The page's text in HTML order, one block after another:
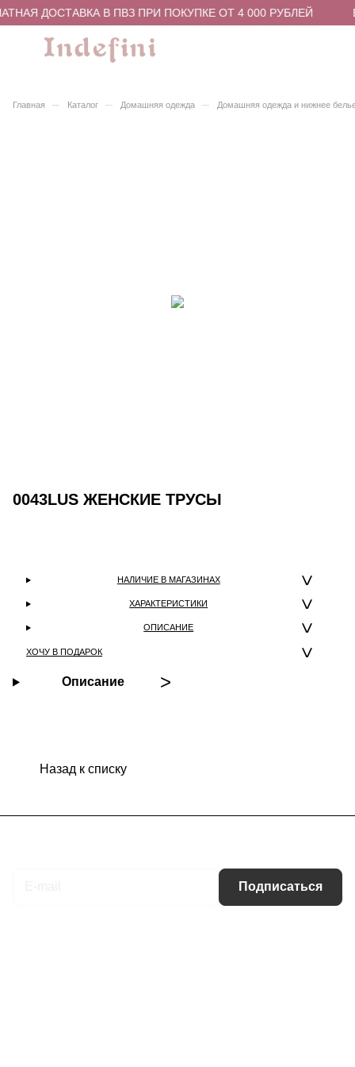
ДОСТАВКА В ПВЗ ПРИ ПОКУПКЕ ОТ 4 000 РУБЛЕЙ
Главная – Каталог – Домашняя одежда – Домашняя одежда и нижнее
0043LUS ЖЕНСКИЕ ТРУСЫ
НАЛИЧИЕ В МАГАЗИНАХ
ХАРАКТЕРИСТИКИ
ОПИСАНИЕ
ХОЧУ В ПОДАРОК
Описание
Назад к списку
Подписаться